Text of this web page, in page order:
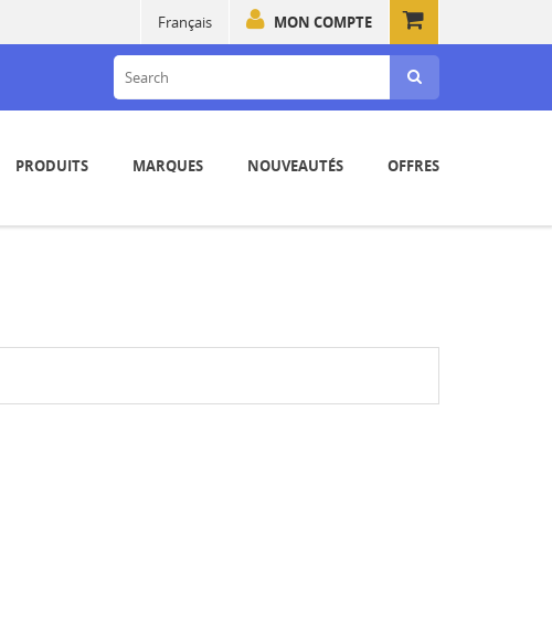
MON COMPTE
Français
PRODUITS MARQUES NOUVEAUTÉS OFFRES